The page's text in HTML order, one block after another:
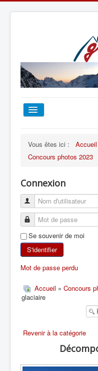
TOUT SUR LE
ESCALADE
ALPINISME
SKI DE RANDONNÉE
RANDONNÉE
Vous êtes ici : Accueil
Concours photos 2023
Connexion
Se souvenir de moi
S'identifier
Mot de passe perdu
Accueil » Concours
glaciaire
Revenir à la catégorie